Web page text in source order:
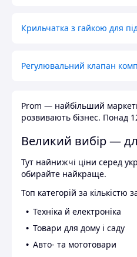
Крильчатка з гайкою для
Регулювальний клапан
Prom — найбільший
розвивають бізнес. Понад
Великий вибір —
Тут найнижчі ціни серед
обирайте найкраще.
Топ категорій за кількістю
Техніка й електроніка
Товари для дому і саду
Авто- та мототовари